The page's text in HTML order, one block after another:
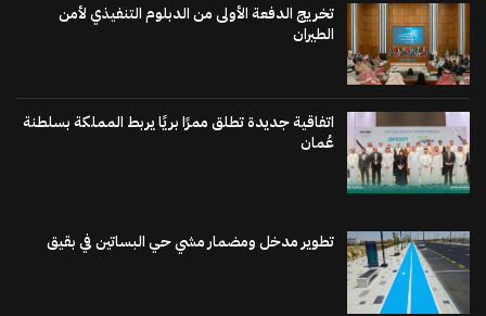
تخريج الدفعة الأولى من الدبلوم التنفيذي لأمن
الطيران
اتفاقية جديدة تطلق ممرًا بريًا يربط المملكة بسلطنة
عُمان
تطوير مدخل ومضمار مشي حي البساتين في بقيق